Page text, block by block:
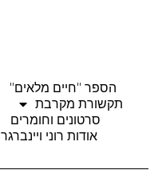
הספר "חיים מלאים"
תקשורת מקרבת
סרטונים וחומרים
אודות רוני ויינברגר